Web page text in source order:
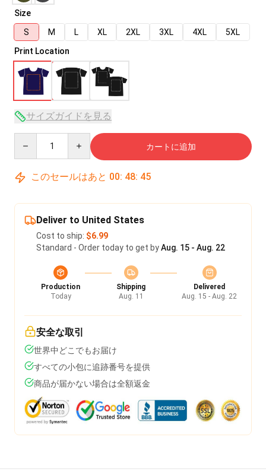
Size
S
M L XL 2XL 3XL 4XL
5XL
Print Location
サイズガイドを見る
カートに追加
このセールはあと 00: 48: 45
Deliver to United States
Cost to ship: $6.99
Standard - Order today to get byAug. 15 - Aug. 22
Production
Today
Shipping
Aug. 11
Delivered
Aug. 15 - Aug. 22
安全な取引
世界中どこでもお届け
すべての小包に追跡番号を提供
商品が届かない場合は全額返金